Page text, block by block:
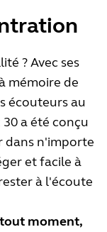
? Avec ses
mémoire de
écouteurs au
a été conçu
dans n'importe
et facile à
à l'écoute
moment,